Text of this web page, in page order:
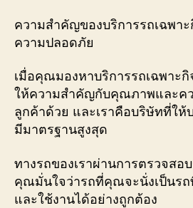
ความสำคัญของบริการรถเฉพ
ความปลอดภัย
เมื่อคุณมองหาบริการรถเฉพาะ
ให้ความสำคัญกับคุณภาพและค
ลูกค้าด้วย และเราคือบริษัทที่ให้
มีมาตรฐานสูงสุด
ทางรถของเราผ่านการตรวจสอ
คุณมั่นใจว่ารถที่คุณจะนั่งเป็นร
และใช้งานได้อย่างถูกต้อง